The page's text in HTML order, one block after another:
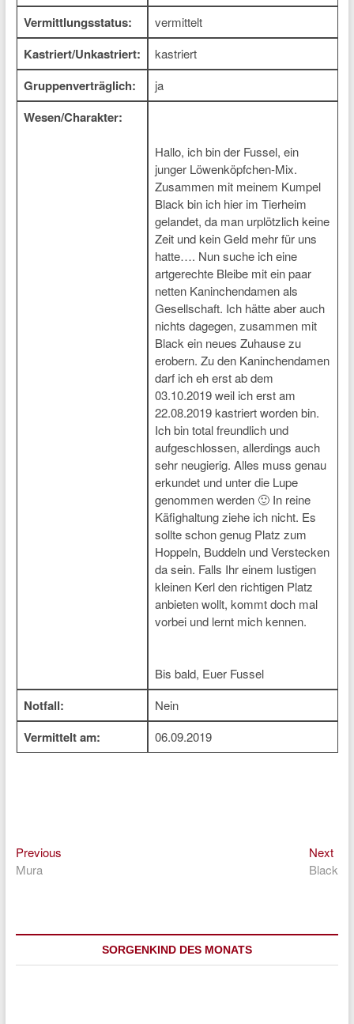
Vermittlungsstatus: vermittelt
Kastriert/Unkastriert: kastriert
Gruppenverträglich: ja
Wesen/Charakter:
Hallo, ich bin der Fussel, ein
junger Löwenköpfchen-Mix.
Zusammen mit meinem Kumpel
Black bin ich hier im Tierheim
gelandet, da man urplötzlich keine
Zeit und kein Geld mehr für uns
hatte…. Nun suche ich eine
artgerechte Bleibe mit ein paar
netten Kaninchendamen als
Gesellschaft. Ich hätte aber auch
nichts dagegen, zusammen mit
Black ein neues Zuhause zu
erobern. Zu den Kaninchendamen
darf ich eh erst ab dem
03.10.2019 weil ich erst am
22.08.2019 kastriert worden bin.
Ich bin total freundlich und
aufgeschlossen, allerdings auch
sehr neugierig. Alles muss genau
erkundet und unter die Lupe
genommen werden 🙂 In reine
Käfighaltung ziehe ich nicht. Es
sollte schon genug Platz zum
Hoppeln, Buddeln und Verstecken
da sein. Falls Ihr einem lustigen
kleinen Kerl den richtigen Platz
anbieten wollt, kommt doch mal
vorbei und lernt mich kennen.
Bis bald, Euer Fussel
Notfall: Nein
Vermittelt am: 06.09.2019
Beitragsnavigation
PreviousPrevious
Mura
Next
Black
SORGENKIND DES MONATS